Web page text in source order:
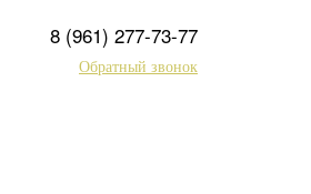
8 (961) 277-73-77
Обратный звонок